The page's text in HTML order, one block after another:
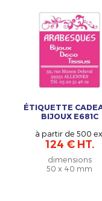
ÉTIQUETTE
BIJOUX E681C
à partir de 500 ex.
124 € HT.
dimensions
50 x 40 mm